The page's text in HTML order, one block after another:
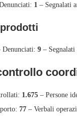
1 – Segnalati
Denunciati: 9 –
1.675 – Persone
77 – Verbali